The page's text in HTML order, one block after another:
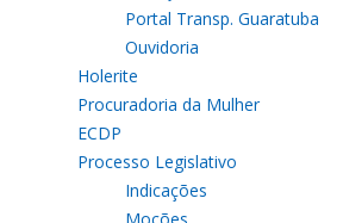
Portal Transp. Guaratuba
Ouvidoria
Holerite
Procuradoria da Mulher
ECDP
Processo Legislativo
Indicações